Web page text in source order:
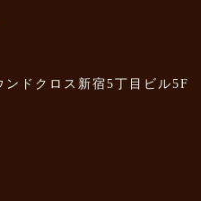
ドクロス新宿5丁目ビル5F